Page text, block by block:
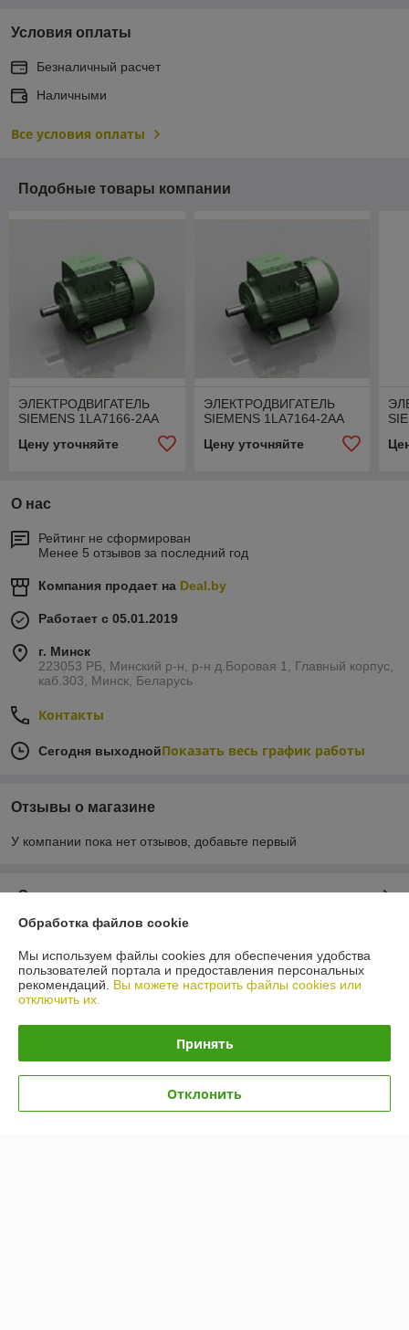
Условия оплаты
Безналичный расчет
Наличными
Все условия оплаты
Подобные товары компании
ЭЛЕКТРОДВИГАТЕЛЬ
SIEMENS 1LA7166-2АА
Цену уточняйте
ЭЛЕКТРОДВИГАТЕЛЬ
SIEMENS 1LA7164-2АА
Цену уточняйте
О нас
Рейтинг не сформирован
Менее 5 отзывов за последний год
Компания продает на Deal.by
Работает с 05.01.2019
г. Минск
223053 РБ, Минский р-н, р-н д.Боровая 1, Главный корпус,
каб.303, Минск, Беларусь
Контакты
Сегодня выходнойПоказать весь график работы
Отзывы о магазине
У компании пока нет отзывов, добавьте первый
О нас
Доставка и оплата
График работы
Полная версия сайта
Политика обработки cookies
Обработка файлов cookie
Мы используем файлы cookies для обеспечения удобства
пользователей портала и предоставления персональных
рекомендаций. Вы можете настроить файлы cookies или
отключить их.
Принять
Отклонить